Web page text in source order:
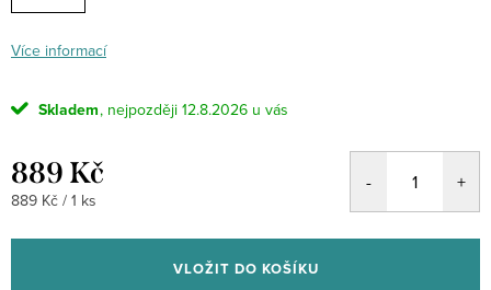
Více informací
Skladem 12.8.2026
889 Kč
Měrná
889 Kč / 1 ks
VLOŽIT DO KOŠÍKU